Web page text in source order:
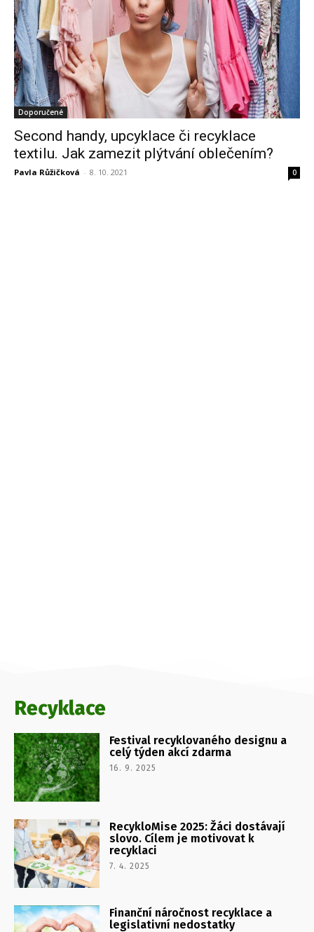
Doporučené
Second handy, upcyklace či recyklace
textilu. Jak zamezit plýtvání oblečením?
Pavla Růžičková - 8. 10. 2021 0
Recyklace
Festival recyklovaného designu a
celý týden akcí zdarma
16. 9. 2025
RecykloMise 2025: Žáci dostávají
slovo. Cílem je motivovat k
recyklaci
7. 4. 2025
Finanční náročnost recyklace a
legislativní nedostatky